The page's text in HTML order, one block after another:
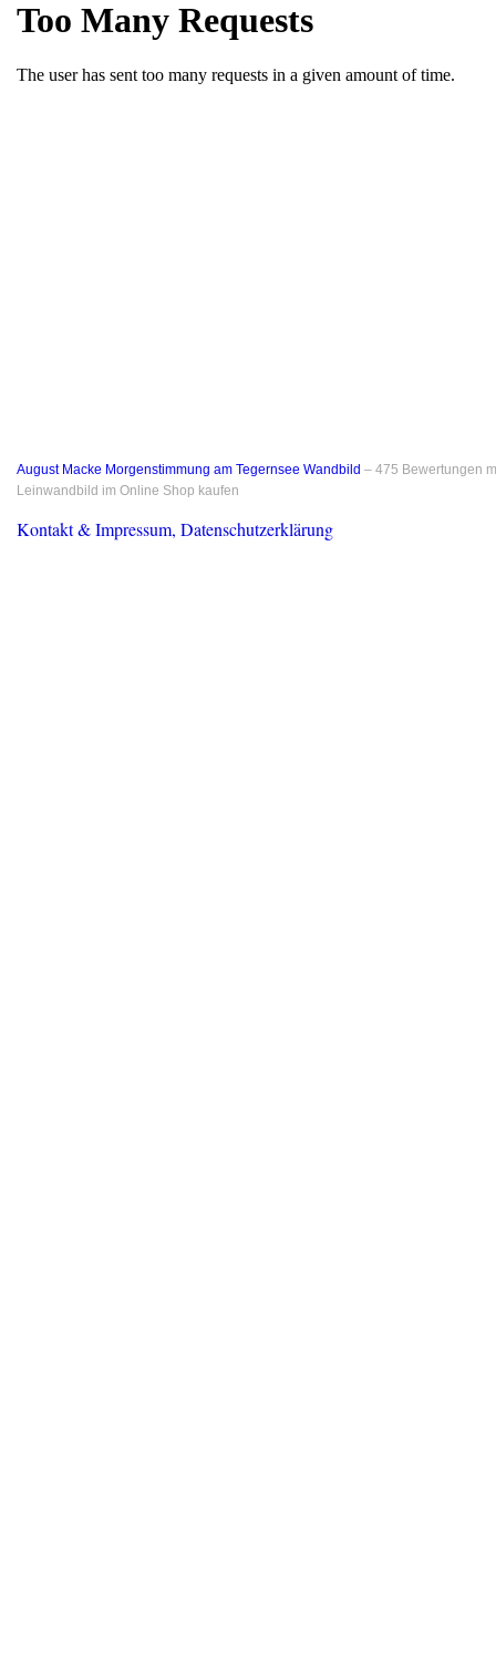
August Macke Morgenstimmung am Tegernsee Wandbild – 475 Bewertungen
Leinwandbild im Online Shop kaufen
Kontakt & Impressum, Datenschutzerklärung